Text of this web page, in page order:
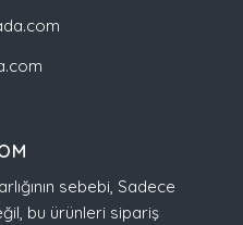
sebebi, Sadece
bu ürünleri sipariş